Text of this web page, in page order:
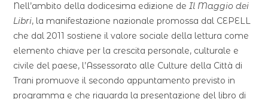
Nell’ambito della dodicesima edizione deIl Maggio dei
Libri, la manifestazione nazionale promossa dal CEPELL
che dal 2011 sostiene il valore sociale della lettura come
elemento chiave per la crescita personale, culturale e
civile del paese, l’Assessorato alle Culture della Città di
Trani promuove il secondo appuntamento previsto in
programma e che riguarda la presentazione del libro di